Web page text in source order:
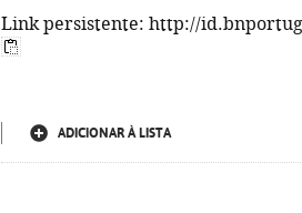
Link persistente: http://
ADICIONAR À LISTA